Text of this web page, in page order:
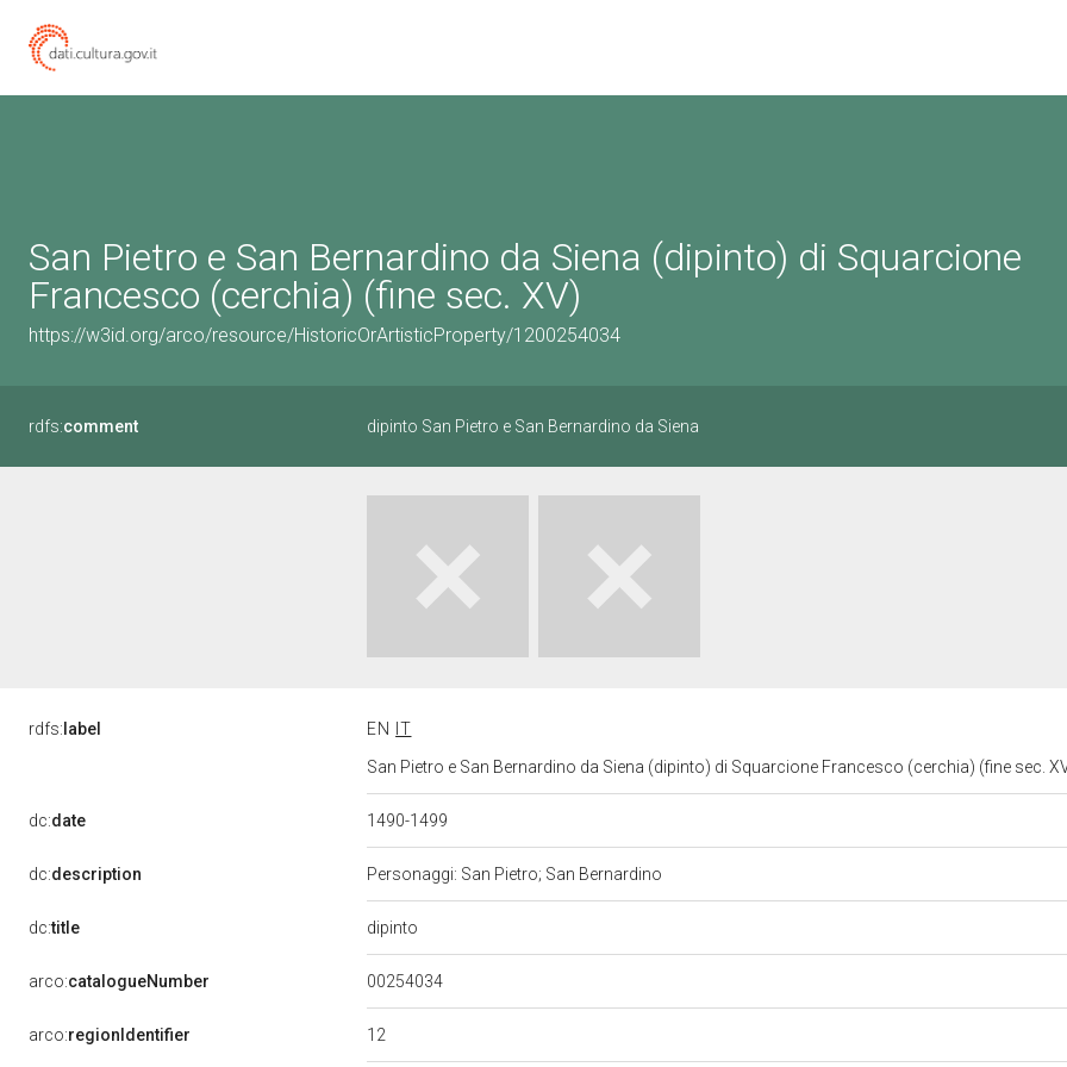
San Pietro e San Bernardino da Siena (dipinto) di Squarcione
Francesco (cerchia) (fine sec. XV)
https://w3id.org/arco/resource/HistoricOrArtisticProperty/1200254034
rdfs:comment dipinto San Pietro e San Bernardino da Siena
rdfs: label EN
IT
San Pietro e San Bernardino da Siena (dipinto) di Squarcione Francesco (cerchia) (fine sec.
dc:date 1490-1499
dc:description Personaggi: San Pietro; San Bernardino
dc:title dipinto
arco:catalogueNumber 00254034
arco:regionIdentifier 12